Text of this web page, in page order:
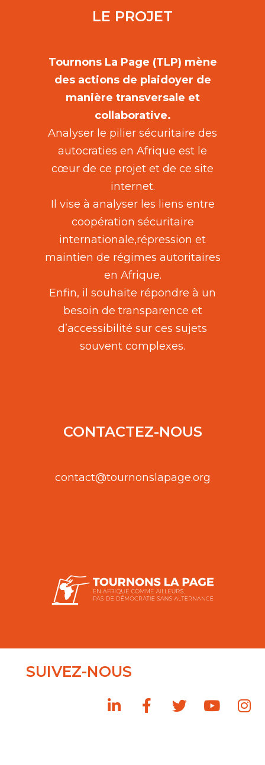
LE PROJET
Tournons La Page (TLP) mène
des actions de plaidoyer de
manière transversale et
collaborative.
Analyser le pilier sécuritaire des
autocraties en Afrique est le
cœur de ce projet et de ce site
internet.
Il vise à analyser les liens entre
coopération sécuritaire
internationale,répression et
maintien de régimes autoritaires
en Afrique.
Enfin, il souhaite répondre à un
besoin de transparence et
d’accessibilité sur ces sujets
souvent complexes.
CONTACTEZ-NOUS
contact@tournonslapage.org
SUIVEZ-NOUS